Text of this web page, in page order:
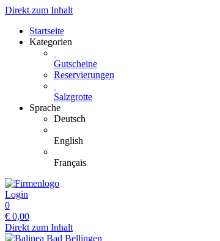
Direkt zum Inhalt
Startseite
Kategorien
Gutscheine
Reservierungen
Salzgrotte
Sprache
Deutsch
English
Français
Login
0
€ 0,00
Direkt zum Inhalt